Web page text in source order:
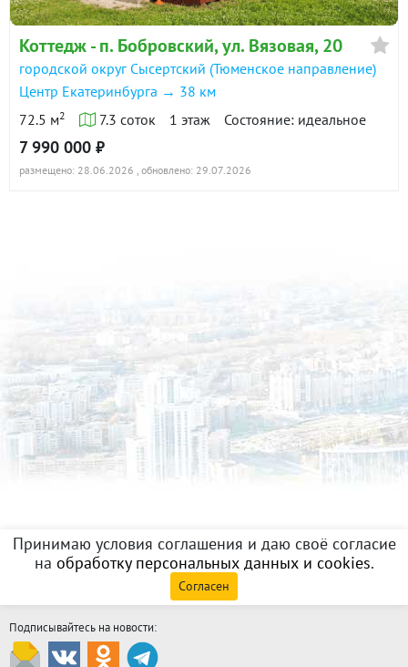
Коттедж - п. Бобровский, ул. Вязовая, 20
городской округ Сысертский (Тюменское направление)
Центр Екатеринбурга → 38 км
72.5 м2 7.3 соток 1 этаж Состояние: идеальное
7 990 000 ₽
размещено: 28.06.2026 , обновлено: 29.07.2026
Принимаю условия соглашения и даю своё согласие
на обработку персональных данных и cookies.
Согласен
Подписывайтесь на новости: